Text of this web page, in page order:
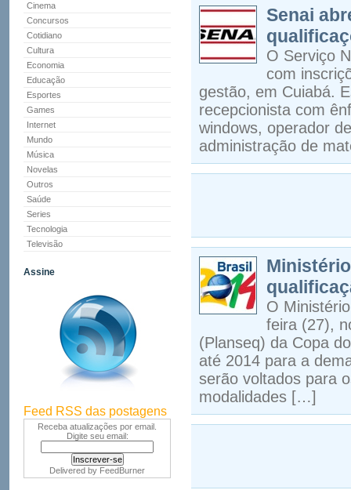
Cinema
Concursos
Cotidiano
Cultura
Economia
Educação
Esportes
Games
Internet
Mundo
Música
Novelas
Outros
Saúde
Series
Tecnologia
Televisão
Assine
Feed RSS das postagens
Receba atualizações por email.
Digite seu email:
Delivered by FeedBurner
Senai
O Serviço
com
gestão, em Cuiabá.
recepcionista com
windows, operador
administração de
O
feira (27),
(Planseq) da Copa
até 2014 para a
serão voltados para
modalidades […]